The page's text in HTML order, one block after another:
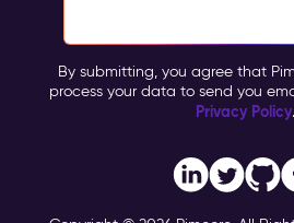
By submitting, you agree that
process your data to send you
Privacy Policy.